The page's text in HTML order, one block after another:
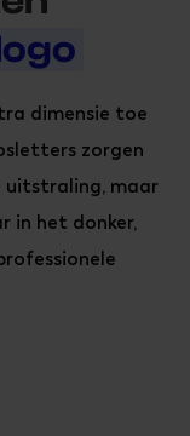
dimensie toe
zorgen
uitstraling, maar
in het donker,